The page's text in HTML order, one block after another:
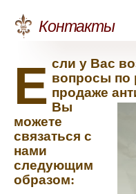
Контакты
Е сли у Вас
вопросы по
продаже
Вы
можете
связаться с
нами
следующим
образом: